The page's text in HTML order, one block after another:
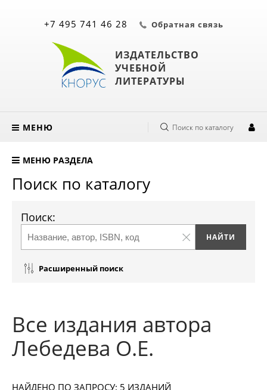
ИЗДАТЕЛЬСТВО
УЧЕБНОЙ
ЛИТЕРАТУРЫ
+7 495 741 46 28 Обратная связь
МЕНЮ Поиск по каталогу
МЕНЮ РАЗДЕЛА
Поиск по каталогу
Поиск:
Расширенный поиск
Все издания автора
Лебедева О.Е.
НАЙДЕНО ПО ЗАПРОСУ: 5 ИЗДАНИЙ